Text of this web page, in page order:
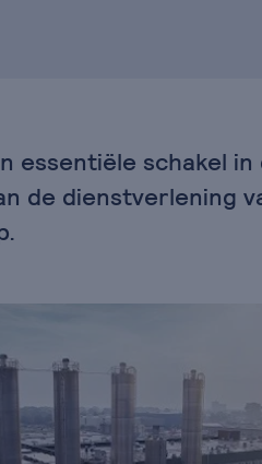
essentiële schakel in
de dienstverlening